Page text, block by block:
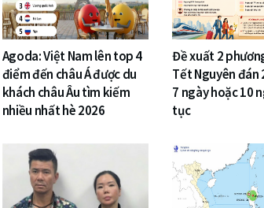
Agoda: Việt Nam lên top 4
điểm đến châu Á được du
khách châu Âu tìm kiếm
nhiều nhất hè 2026
Đề xuất 2
Tết Nguyên đán
7 ngày hoặc 10
tục